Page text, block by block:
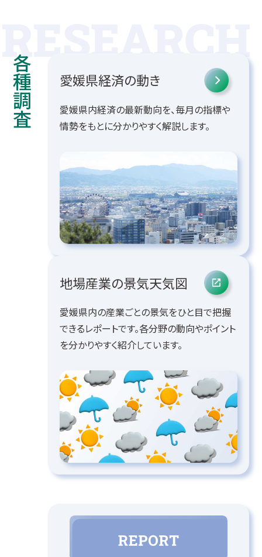
各種調査 愛媛県経済の動き
愛媛県内経済の最新動向を、毎月の指標や
情勢をもとに分かりやすく解説します。
地場産業の景気天気図
愛媛県内の産業ごとの景気をひと目で把握
できるレポートです。各分野の動向やポイント
を分かりやすく紹介しています。